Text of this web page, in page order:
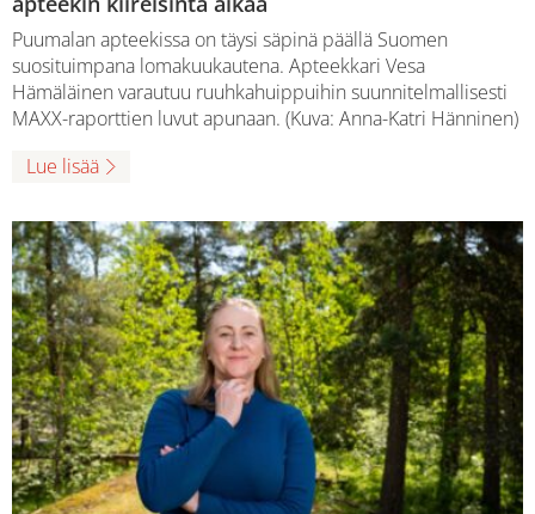
Puumalan apteekissa on täysi säpinä päällä Suomen
suosituimpana lomakuukautena. Apteekkari Vesa
Hämäläinen varautuu ruuhkahuippuihin suunnitelmallisesti
MAXX-raporttien luvut apunaan. (Kuva: Anna-Katri Hänninen)
Lue lisää